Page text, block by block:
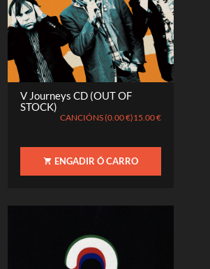
V Journeys CD (OUT OF
STOCK)
15.00 €
CANCIÓNS (0.00 €)
ENGADIR Ó CARRO